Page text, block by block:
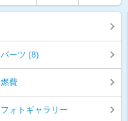
パーツ (8)
燃費
フォトギャラリー